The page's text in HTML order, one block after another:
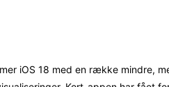
iOS 18 med en række mindre,